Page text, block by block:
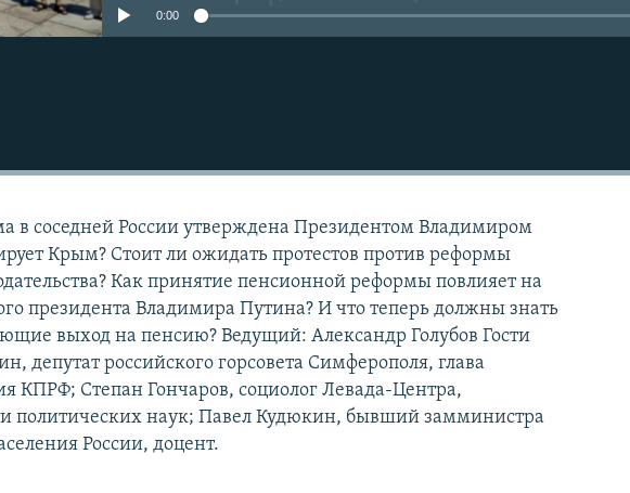
0:00
в соседней России утверждена Президентом Владимиром
Крым? Стоит ли ожидать протестов против реформы
Как принятие пенсионной реформы повлияет на
президента Владимира Путина? И что теперь должны знать
выход на пенсию? Ведущий: Александр Голубов Гости
депутат российского горсовета Симферополя, глава
КПРФ; Степан Гончаров, социолог Левада-Центра,
политических наук; Павел Кудюкин, бывший замминистра
России, доцент.